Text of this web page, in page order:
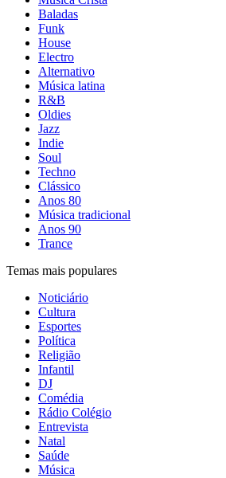
Baladas
Funk
House
Electro
Alternativo
Música latina
R&B
Oldies
Jazz
Indie
Soul
Techno
Clássico
Anos 80
Música tradicional
Anos 90
Trance
Temas mais populares
Noticiário
Cultura
Esportes
Política
Religião
Infantil
DJ
Comédia
Rádio Colégio
Entrevista
Natal
Saúde
Música